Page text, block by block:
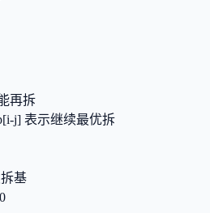
再拆
j] 表示继续最优拆
基